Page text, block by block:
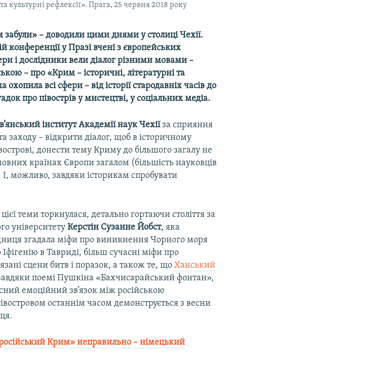
культурні рефлексії». Прага, 25 червня 2018 року
– доводили цими днями у столиці Чехії.
конференції у Празі вчені з європейських
і дослідники вели діалог різними мовами –
– про «Крим – історичні, літературні та
всі сфери – від історії стародавніх часів до
про півострів у мистецтві, у соціальних медіа.
інститут Академії наук Чехіїза сприяння
заходу – відкрити діалог, щоб в історичному
донести тему Криму до більшого загалу не
країнах Європи загалом (більшість науковців
можливо, завдяки історикам спробувати
теми торкнулася, детально гортаючи століття за
університетуКерстін Сузанне Йобст, яка
згадала міфи про виникнення Чорного моря
Іфігенію в Тавриді, більш сучасні міфи про
сцени битв і поразок, а також те, щоХанський
поемі Пушкіна «Бахчисарайський фонтан»,
емоційний зв’язок між російською
останнім часом демонструється з весни
Крим» неправильно – німецький